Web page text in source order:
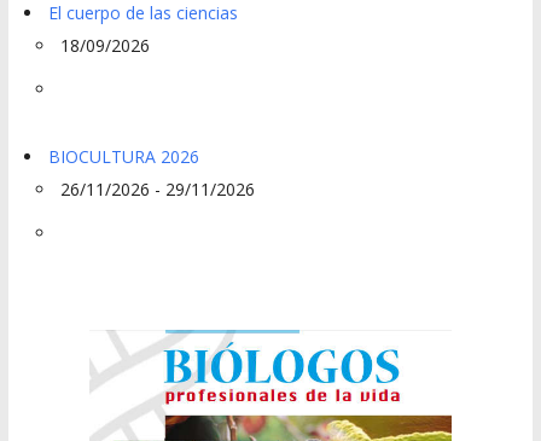
El cuerpo de las ciencias
18/09/2026
BIOCULTURA 2026
26/11/2026 - 29/11/2026